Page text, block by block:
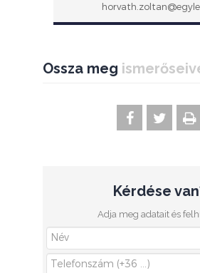
Ossza meg
Kérdése
Adja meg adatait és